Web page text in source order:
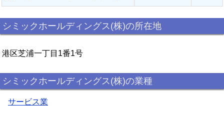
シミックホールディングス(株)の所在地
港区芝浦一丁目1番1号
シミックホールディングス(株)の業種
サービス業